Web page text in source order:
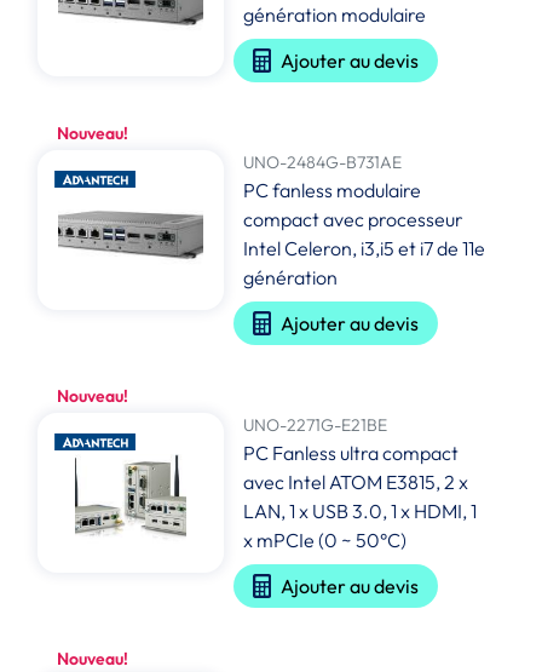
génération modulaire
Ajouter au devis
Nouveau!
UNO-2484G-B731AE
PC fanless modulaire
compact avec processeur
Intel Celeron, i3,i5 et i7 de 11e
génération
Ajouter au devis
Nouveau!
UNO-2271G-E21BE
PC Fanless ultra compact
avec Intel ATOM E3815, 2 x
LAN, 1 x USB 3.0, 1 x HDMI, 1
x mPCIe (0 ~ 50°C)
Ajouter au devis
Nouveau!